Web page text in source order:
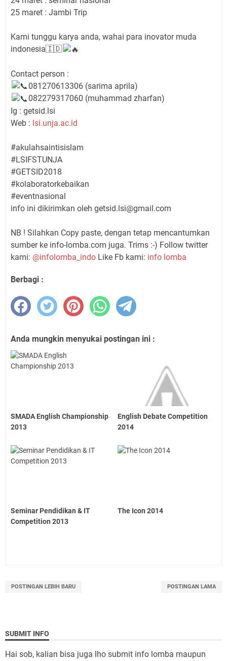
25 maret : Jambi Trip
Kami tunggu karya anda, wahai para inovator muda
indonesia🇮🇩
Contact person :
081270613306 (sarima aprila)
082279317060 (muhammad zharfan)
Ig : getsid.lsi
Web : lsi.unja.ac.id
#akulahsaintisislam
#LSIFSTUNJA
#GETSID2018
#kolaboratorkebaikan
#eventnasional
info ini dikirimkan oleh getsid.lsi@gmail.com
NB ! Silahkan Copy paste, dengan tetap mencantumkan
sumber ke info-lomba.com juga. Trims :-) Follow twitter
kami: @infolomba_indo Like Fb kami: info lomba
Berbagi :
Anda mungkin menyukai postingan ini :
SMADA English Championship
2013
English Debate Competition
2014
Seminar Pendidikan & IT
Competition 2013
The Icon 2014
POSTINGAN LEBIH BARU POSTINGAN LAMA
SUBMIT INFO
Hai sob, kalian bisa juga lho submit info lomba maupun